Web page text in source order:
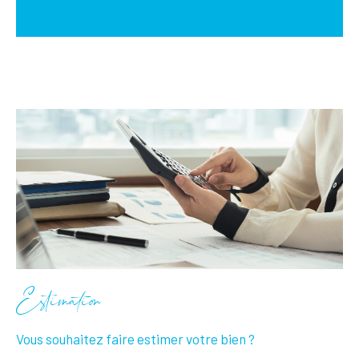
Estimation
Vous souhaitez faire estimer votre bien ?